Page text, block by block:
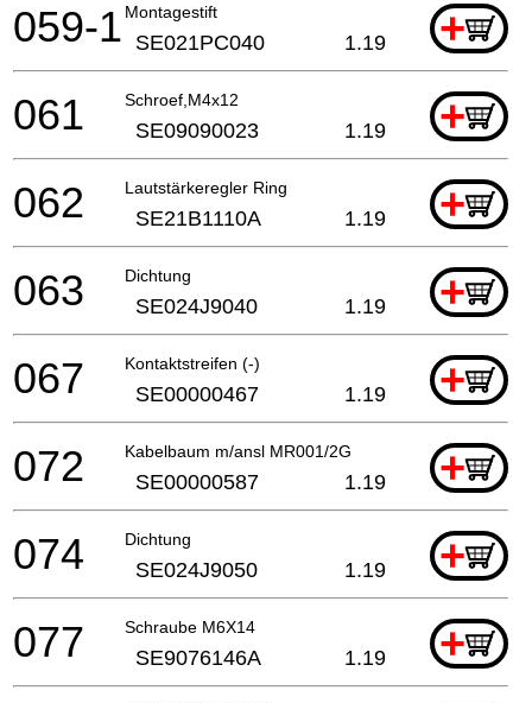
Montagestift +
059-1 SE021PC040 1.19
Schroef,M4x12 +
061 SE09090023 1.19
Lautstärkeregler Ring +
062 SE21B1110A 1.19
Dichtung +
063 SE024J9040 1.19
Kontaktstreifen (-) +
067 SE00000467 1.19
Kabelbaum m/ansl MR001/2G +
072 SE00000587 1.19
Dichtung +
074 SE024J9050 1.19
Schraube M6X14 +
077 SE9076146A 1.19